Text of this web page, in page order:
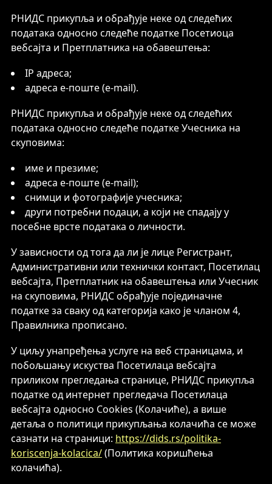
РНИДС прикупља и обрађује неке од следећих
података односно следеће податке Посетиоца
вебсајта и Претплатника на обавештења:
IP адреса;
адреса е-поште (e-mail).
РНИДС прикупља и обрађује неке од следећих
података односно следеће податке Учесника на
скуповима:
име и презиме;
адреса е-поште (e-mail);
снимци и фотографије учесника;
други потребни подаци, а који не спадају у
посебне врсте података о личности.
У зависности од тога да ли је лице Регистрант,
Административни или технички контакт, Посетилац
вебсајта, Претплатник на обавештења или Учесник
на скуповима, РНИДС обрађује појединачне
податке за сваку од категорија како је чланом 4,
Правилника прописано.
У циљу унапређења услуге на веб страницама, и
побољшању искуства Посетилаца вебсајта
приликом прегледања странице, РНИДС прикупља
податке од интернет прегледача Посетилаца
вебсајта односно Cookies (Колачиће), а више
детаља о политици прикупљања колачића се може
сазнати на страници: https://dids.rs/politika-
koriscenja-kolacica/(Политика коришћења
колачића).